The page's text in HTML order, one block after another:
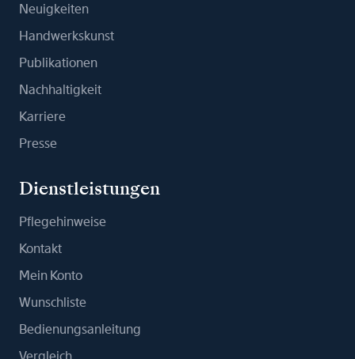
Neuigkeiten
Handwerkskunst
Publikationen
Nachhaltigkeit
Karriere
Presse
Dienstleistungen
Pflegehinweise
Kontakt
Mein Konto
Wunschliste
Bedienungsanleitung